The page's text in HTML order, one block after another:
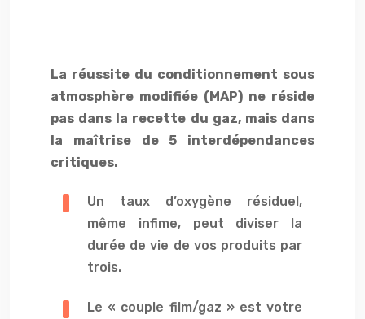
La réussite du conditionnement sous
atmosphère modifiée (MAP) ne réside
pas dans la recette du gaz, mais dans
la maîtrise de 5 interdépendances
critiques.
Un taux d’oxygène résiduel,
même infime, peut diviser la
durée de vie de vos produits par
trois.
Le « couple film/gaz » est votre